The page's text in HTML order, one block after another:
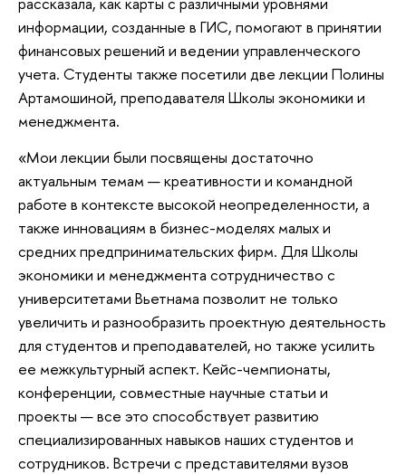
информации, созданные в ГИС, помогают в принятии
финансовых решений и ведении управленческого
учета. Студенты также посетили две лекции Полины
Артамошиной, преподавателя Школы экономики и
менеджмента.
«Мои лекции были посвящены достаточно
актуальным темам — креативности и командной
работе в контексте высокой неопределенности, а
также инновациям в бизнес-моделях малых и
средних предпринимательских фирм. Для Школы
экономики и менеджмента сотрудничество с
университетами Вьетнама позволит не только
увеличить и разнообразить проектную деятельность
для студентов и преподавателей, но также усилить
ее межкультурный аспект. Кейс-чемпионаты,
конференции, совместные научные статьи и
проекты — все это способствует развитию
специализированных навыков наших студентов и
сотрудников. Встречи с представителями вузов